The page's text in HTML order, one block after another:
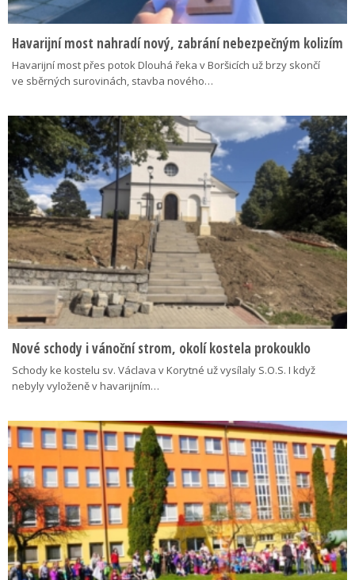
Havarijní most nahradí nový, zabrání nebezpečným kolizím
Havarijní most přes potok Dlouhá řeka v Boršicích už brzy skončí
ve sběrných surovinách, stavba nového…
Nové schody i vánoční strom, okolí kostela prokouklo
Schody ke kostelu sv. Václava v Korytné už vysílaly S.O.S. I když
nebyly vyloženě v havarijním…